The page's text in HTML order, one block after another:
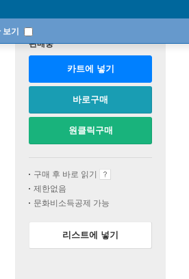
보기
판매중
카트에 넣기
바로구매
원클릭구매
구매 후 바로 읽기
제한없음
문화비소득공제 가능
리스트에 넣기